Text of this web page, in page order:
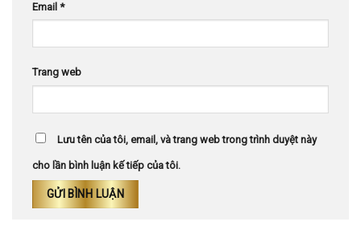
Email *
Trang web
Lưu tên của tôi, email, và trang web trong trình duyệt này
cho lần bình luận kế tiếp của tôi.